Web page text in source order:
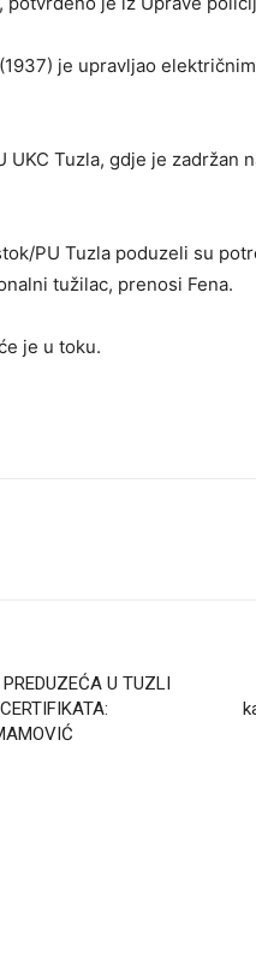
je upravljao
UKC Tuzla, gdje je zadržan
PU Tuzla poduzeli su
tužilac, prenosi Fena.
je u toku.
U TUZLI